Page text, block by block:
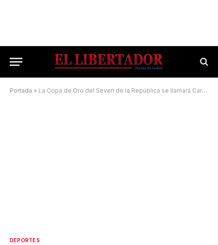
Portada » La Copa de Oro del Seven de la República se llamará Carlos Barbieri
DEPORTES